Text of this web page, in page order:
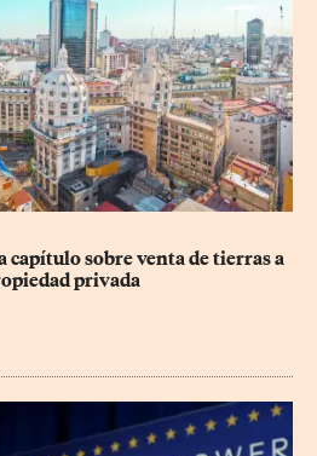
sobre venta de tierras a
privada